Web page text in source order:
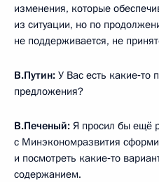
изменения, которые
из ситуации, но по
не поддерживается, не
В.Путин: У Вас есть какие‑то
предложения?
В.Печеный: Я просил бы ещё
с Минэкономразвития
и посмотреть какие‑то
содержанием.